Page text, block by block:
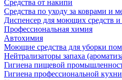
Средства от накипи
Средства по уходу за коврами и
Диспенсер для моющих средств
Профессиональная химия
Автохимия
Моющие средства для уборки
Нейтрализаторы запаха
Гигиена пищевой
Гигиена профессиональной кухни